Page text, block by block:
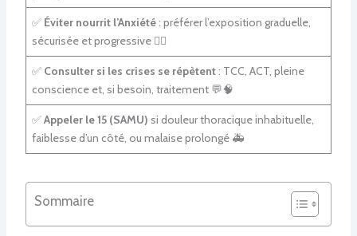
✅ Éviter nourrit l’Anxiété: préférer l’exposition graduelle,
sécurisée et progressive 🚶‍♀️
✅ Consulter si les crises se répètent: TCC, ACT, pleine
conscience et, si besoin, traitement 💬🧠
✅Appeler le 15 (SAMU) si douleur thoracique inhabituelle,
faiblesse d’un côté, ou malaise prolongé 🚑
Sommaire